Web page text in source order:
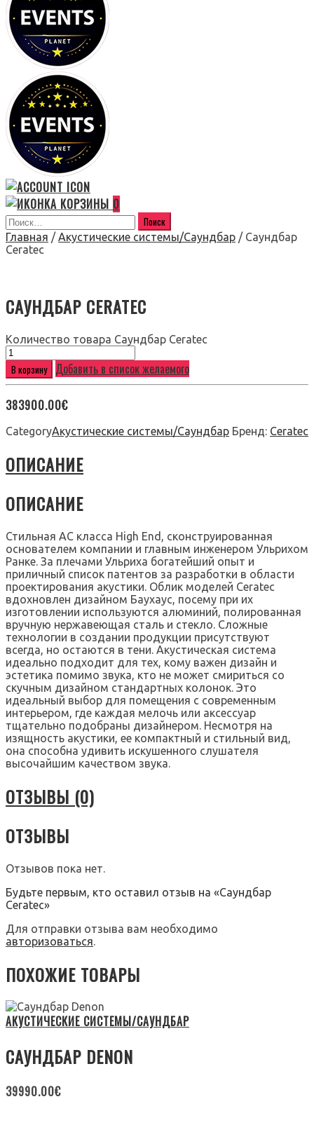
0
Главная / Акустические системы/Саундбар / Саундбар
Ceratec
САУНДБАР CERATEC
Количество товара Саундбар Ceratec
В корзину Добавить в список желаемого
383900.00€
CategoryАкустические системы/Саундбар Бренд: Ceratec
ОПИСАНИЕ
ОПИСАНИЕ
Стильная АС класса High End, сконструированная
основателем компании и главным инженером Ульрихом
Ранке. За плечами Ульриха богатейший опыт и
приличный список патентов за разработки в области
проектирования акустики. Облик моделей Ceratec
вдохновлен дизайном Баухаус, посему при их
изготовлении используются алюминий, полированная
вручную нержавеющая сталь и стекло. Сложные
технологии в создании продукции присутствуют
всегда, но остаются в тени. Акустическая система
идеально подходит для тех, кому важен дизайн и
эстетика помимо звука, кто не может смириться со
скучным дизайном стандартных колонок. Это
идеальный выбор для помещения с современным
интерьером, где каждая мелочь или аксессуар
тщательно подобраны дизайнером. Несмотря на
изящность акустики, ее компактный и стильный вид,
она способна удивить искушенного слушателя
высочайшим качеством звука.
ОТЗЫВЫ (0)
ОТЗЫВЫ
Отзывов пока нет.
Будьте первым, кто оставил отзыв на «Саундбар
Ceratec»
Для отправки отзыва вам необходимо
авторизоваться.
ПОХОЖИЕ ТОВАРЫ
АКУСТИЧЕСКИЕ СИСТЕМЫ/САУНДБАР
САУНДБАР DENON
39990.00€